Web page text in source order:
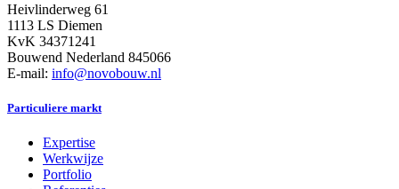
Heivlinderweg 61
1113 LS Diemen
KvK 34371241
Bouwend Nederland 845066
E-mail: info@novobouw.nl
Particuliere markt
Expertise
Werkwijze
Portfolio